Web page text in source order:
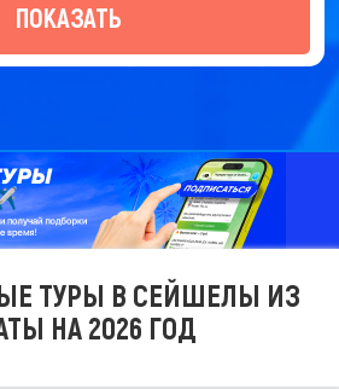
ПОКАЗАТЬ
ТУРЫ В СЕЙШЕЛЫ ИЗ
НА 2026 ГОД